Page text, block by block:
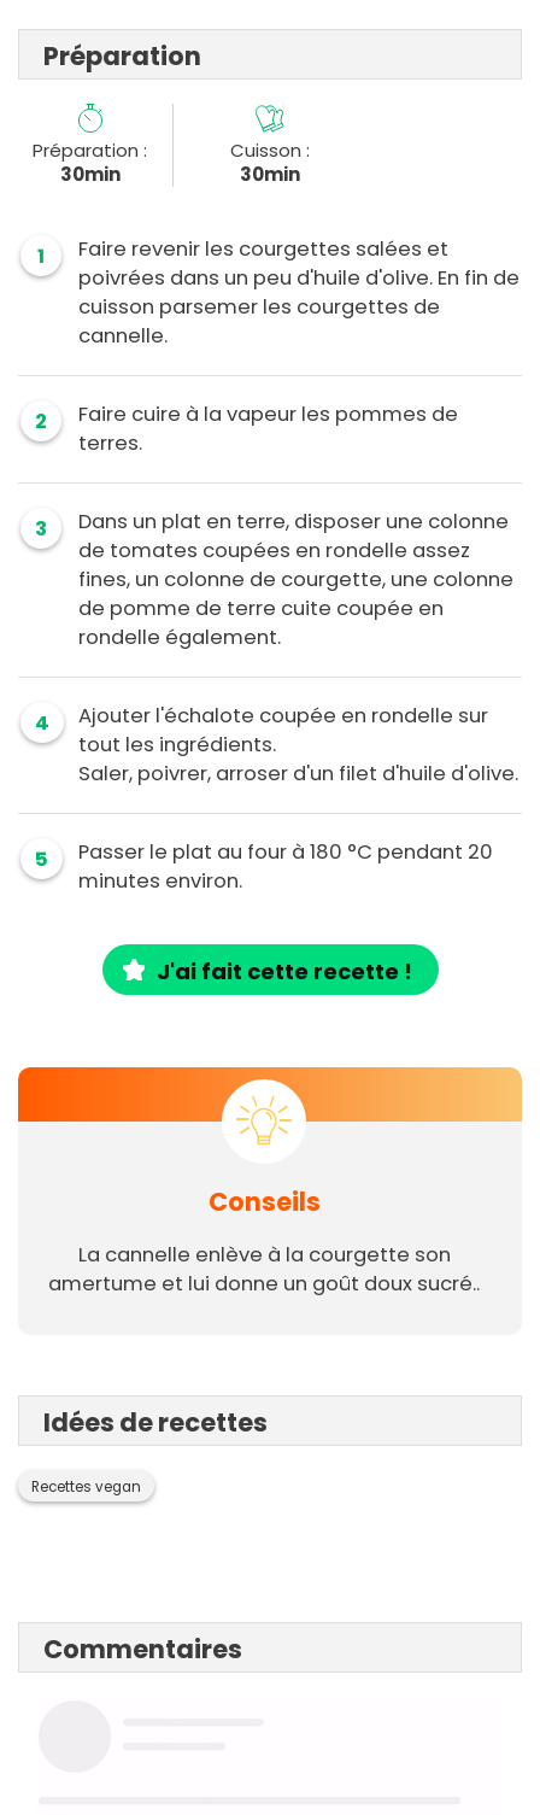
Préparation
Préparation :
30min
Cuisson :
30min
1
Faire revenir les courgettes salées et
poivrées dans un peu d'huile d'olive. En fin de
cuisson parsemer les courgettes de
cannelle.
2
Faire cuire à la vapeur les pommes de
terres.
3
Dans un plat en terre, disposer une colonne
de tomates coupées en rondelle assez
fines, un colonne de courgette, une colonne
de pomme de terre cuite coupée en
rondelle également.
4
Ajouter l'échalote coupée en rondelle sur
tout les ingrédients.
Saler, poivrer, arroser d'un filet d'huile d'olive.
5
Passer le plat au four à 180 °C pendant 20
minutes environ.
J'ai fait cette recette !
Conseils
La cannelle enlève à la courgette son
amertume et lui donne un goût doux sucré..
Idées de recettes
Recettes vegan
Commentaires